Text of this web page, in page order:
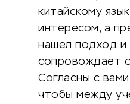
китайскому
интересом, а
нашел подход и
сопровождает
Согласны с
чтобы между